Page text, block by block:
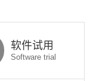
软件试用
Software trial